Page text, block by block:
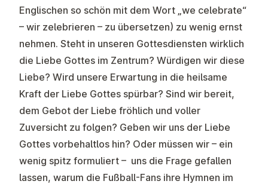
Englischen so schön mit dem Wort „we celebrate“
– wir zelebrieren – zu übersetzen) zu wenig ernst
nehmen. Steht in unseren Gottesdiensten wirklich
die Liebe Gottes im Zentrum? Würdigen wir diese
Liebe? Wird unsere Erwartung in die heilsame
Kraft der Liebe Gottes spürbar? Sind wir bereit,
dem Gebot der Liebe fröhlich und voller
Zuversicht zu folgen? Geben wir uns der Liebe
Gottes vorbehaltlos hin? Oder müssen wir – ein
wenig spitz formuliert – uns die Frage gefallen
lassen, warum die Fußball-Fans ihre Hymnen im